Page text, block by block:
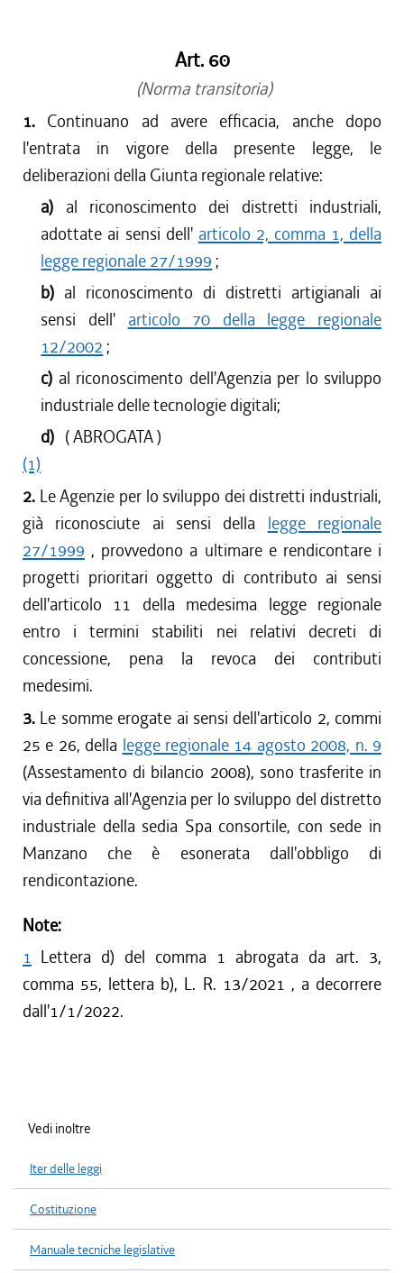
dal 15/12/2016 al 31/12/2016
dal 13/08/2016 al 14/12/2016
dal 13/04/2016 al 12/08/2016
dal 13/11/2015 al 31/12/2015
dal 01/10/2015 al 12/11/2015
dal 11/08/2015 al 30/09/2015
dal 23/07/2015 al 10/08/2015
dal 26/02/2015 al 22/07/2015
Art. 60
(Norma transitoria)
1. Continuano ad avere efficacia, anche dopo
l'entrata in vigore della presente legge, le
deliberazioni della Giunta regionale relative:
a) al riconoscimento dei distretti industriali,
adottate ai sensi dell' articolo 2, comma 1, della
legge regionale 27/1999 ;
b) al riconoscimento di distretti artigianali ai
sensi dell' articolo 70 della legge regionale
12/2002 ;
c) al riconoscimento dell'Agenzia per lo sviluppo
industriale delle tecnologie digitali;
d) ( ABROGATA )
(1)
2. Le Agenzie per lo sviluppo dei distretti industriali,
già riconosciute ai sensi della legge regionale
27/1999 , provvedono a ultimare e rendicontare i
progetti prioritari oggetto di contributo ai sensi
dell'articolo 11 della medesima legge regionale
entro i termini stabiliti nei relativi decreti di
concessione, pena la revoca dei contributi
medesimi.
3. Le somme erogate ai sensi dell'articolo 2, commi
25 e 26, della legge regionale 14 agosto 2008, n. 9
(Assestamento di bilancio 2008), sono trasferite in
via definitiva all'Agenzia per lo sviluppo del distretto
industriale della sedia Spa consortile, con sede in
Manzano che è esonerata dall'obbligo di
rendicontazione.
Note:
1 Lettera d) del comma 1 abrogata da art. 3,
comma 55, lettera b), L. R. 13/2021 , a decorrere
dall'1/1/2022.
Vedi inoltre
Iter delle leggi
Costituzione
Manuale tecniche legislative